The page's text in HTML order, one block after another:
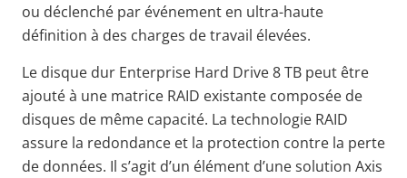
ou déclenché par événement en ultra-haute
définition à des charges de travail élevées.
Le disque dur Enterprise Hard Drive 8 TB peut être
ajouté à une matrice RAID existante composée de
disques de même capacité. La technologie RAID
assure la redondance et la protection contre la perte
de données. Il s’agit d’un élément d’une solution Axis